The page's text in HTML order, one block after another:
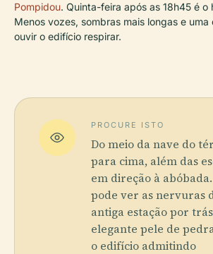
Pompidou. Quinta-feira após as 18h45 é o
Menos vozes, sombras mais longas e
ouvir o edifício respirar.
PROCURE ISTO
Do meio da nave do
para cima, além das
em direção à
pode ver as nervuras
antiga estação por
elegante pele de
o edifício admitindo